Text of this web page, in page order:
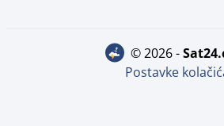
© 2026 -
Postavke